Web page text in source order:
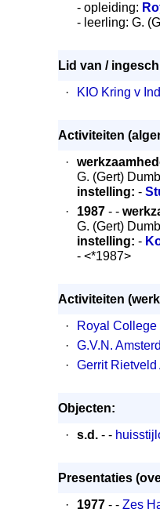
- opleiding:
- leerling: G.
Lid van /
·
KIO Kring v
Activiteiten
·
G. (Gert)
instelling: -
·
1987 - -
G. (Gert)
instelling: -
- <*1987>
Activiteiten
·
Royal College
·
G.V.N.
·
Gerrit Rietveld
Objecten:
·
s.d. - -
Presentaties
·
1977 - - Zes